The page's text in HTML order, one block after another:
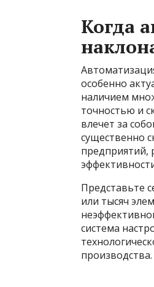
Когда
особенно
наличием
точностью и
влечет за
существенно
предприятий,
Представьте
или тысяч
система
производства.